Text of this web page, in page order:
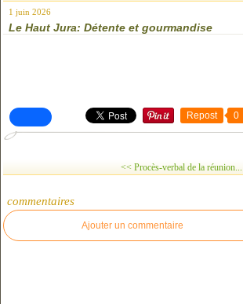
1 juin 2026
Le Haut Jura: Détente et gourmandise
Repost 0
<< Procès-verbal de la réunion...
commentaires
Ajouter un commentaire